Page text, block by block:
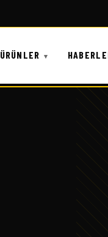
ÜRÜNLER